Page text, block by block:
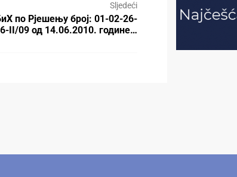
Sljedeći
по Рјешењу број: 01-02-26-
II/09 од 14.06.2010. године…